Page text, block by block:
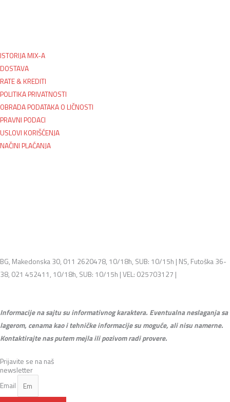
ISTORIJA MIX-A
DOSTAVA
RATE & KREDITI
POLITIKA PRIVATNOSTI
OBRADA PODATAKA O LIČNOSTI
PRAVNI PODACI
USLOVI KORIŠĆENJA
NAČINI PLAĆANJA
BG, Makedonska 30, 011 2620478, 10/18h, SUB: 10/15h | NS, Futoška 36-
38, 021 452411, 10/18h, SUB: 10/15h | VEL: 025703127 |
Informacije na sajtu su informativnog karaktera. Eventualna neslaganja sa
lagerom, cenama kao i tehničke informacije su moguće, ali nisu namerne.
Kontaktirajte nas putem mejla ili pozivom radi provere.
Prijavite se na naš
newsletter
Email